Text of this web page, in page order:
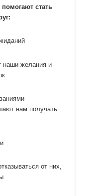
стать
наши желания и
нам получать
от них,